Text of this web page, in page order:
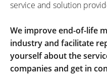
service and solution
We improve end-of-life
industry and facilitate
yourself about the
companies and get in